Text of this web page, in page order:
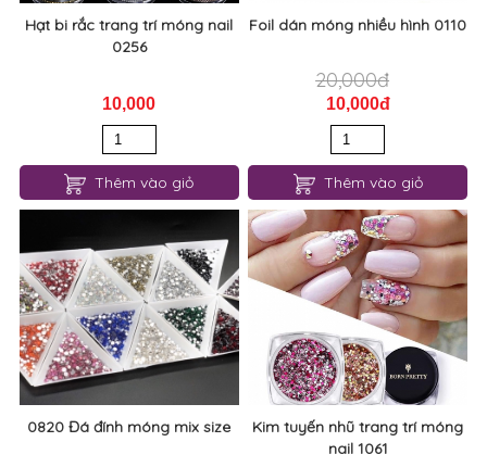
Hạt bi rắc trang trí móng nail
0256
10,000
Thêm vào giỏ
Foil dán móng nhiều hình 0110
20,000đ
10,000đ
Thêm vào giỏ
0820 Đá đính móng mix size
Kim tuyến nhũ trang trí móng
nail 1061